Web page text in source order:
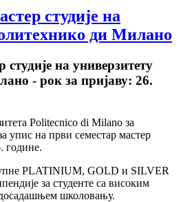
студије на
ди Милано
студије на универзитету
- рок за пријаву: 26.
Politecnico di Milano за
упис на први семестар мастер
године.
PLATINIUM, GOLD и SILVER
за студенте са високим
школовању.